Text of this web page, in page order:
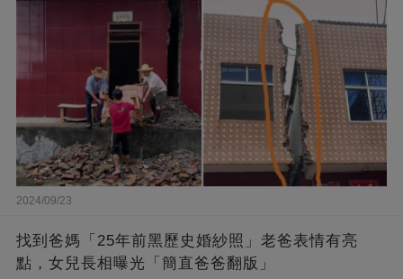
2024/09/23
找到爸媽「25年前黑歷史婚紗照」老爸表情有亮
點，女兒長相曝光「簡直爸爸翻版」